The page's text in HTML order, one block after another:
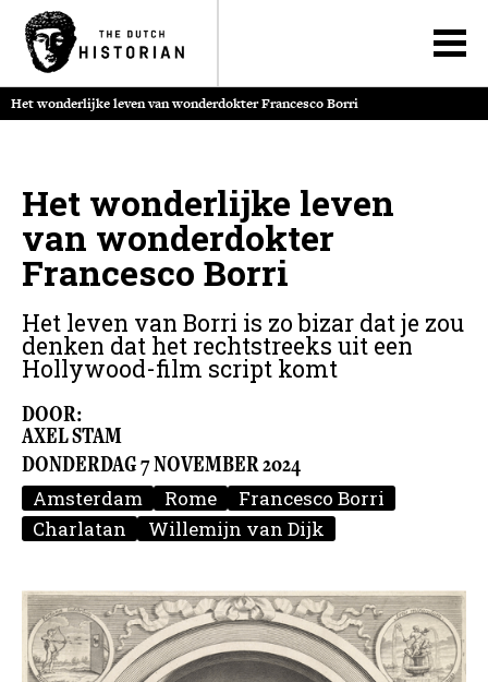
Het wonderlijke leven van wonderdokter Francesco Borri
Het wonderlijke leven
van wonderdokter
Francesco Borri
Het leven van Borri is zo bizar dat je zou
denken dat het rechtstreeks uit een
Hollywood-film script komt
DOOR:
AXEL STAM
DONDERDAG7NOVEMBER2024
Amsterdam Rome
Francesco Borri
Charlatan
Willemijn van Dijk